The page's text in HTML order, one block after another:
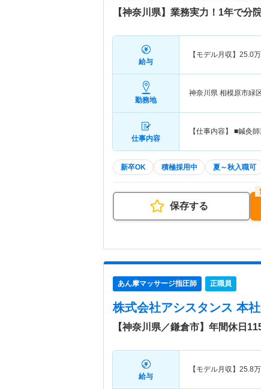
【神奈川県】業務実力！1年で分
給与
【モデル月収】 25.0
勤務地
神奈川県 相模原市緑
仕事内容
【仕事内容】 ■鍼灸
新卒OK 積極採用中 夏～秋入職可
保存する
あん摩マッサージ指圧師 正職員
株式会社アシスタンス 本社
【神奈川県／鎌倉市】年間休日
給与
【モデル月収】 25.8